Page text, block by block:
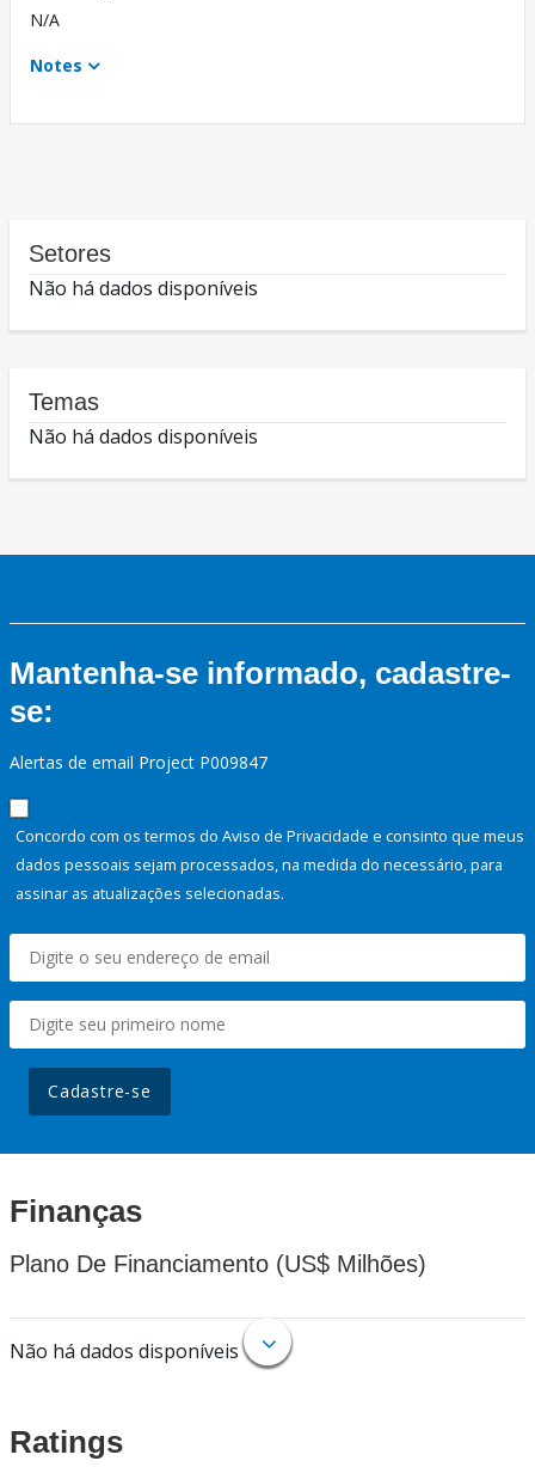
N/A
Notes
Setores
Não há dados disponíveis
Temas
Não há dados disponíveis
Mantenha-se informado, cadastre-
se:
Alertas de email Project P009847
Concordo com os termos do Aviso de Privacidade e consinto que meus
dados pessoais sejam processados, na medida do necessário, para
assinar as atualizações selecionadas.
Cadastre-se
Finanças
Plano De Financiamento (US$ Milhões)
Não há dados disponíveis
Ratings